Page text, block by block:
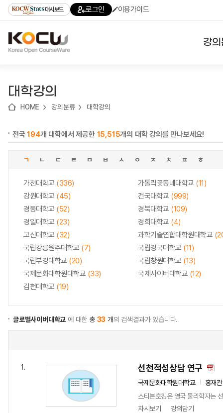
기
기
기
content)
가
대시보드 로그인 이용가이드
강
대학강의
HOME 강의분류 대학강의
전국194개 대학에서 제공한 15,515개의 대학 강의를 만나보세요!
ㄱ ㄴ ㄷ ㄹ ㅁ ㅂ ㅅ ㅇ ㅈ ㅊ ㅍ ㅎ
가천대학교 (336) 가톨릭꽃동네대학교 (11)
강원대학교 (45) 건국대학교 (999)
경동대학교 (52) 경북대학교 (109)
경일대학교 (23) 경희대학교 (4)
고신대학교 (32) 과학기술연합대학원대학교
국립강릉원주대학교 (7) 국립경국대학교 (11)
국립부경대학교 (20) 국립창원대학교 (13)
국제문화대학원대학교 (33) 국제사이버대학교 (12)
김천대학교 (19)
글로벌사이버대학교 에 대한 총 33 개의 검색결과가 있습니다.
1. 선천적성상담 연구
국제문화대학원대학교
홍재관
스티븐호킹은 영국 물리학자는
차시보기
강의담기